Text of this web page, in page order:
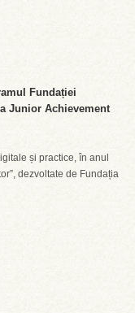
Fundației
Junior Achievement
și practice, în anul
dezvoltate de Fundația